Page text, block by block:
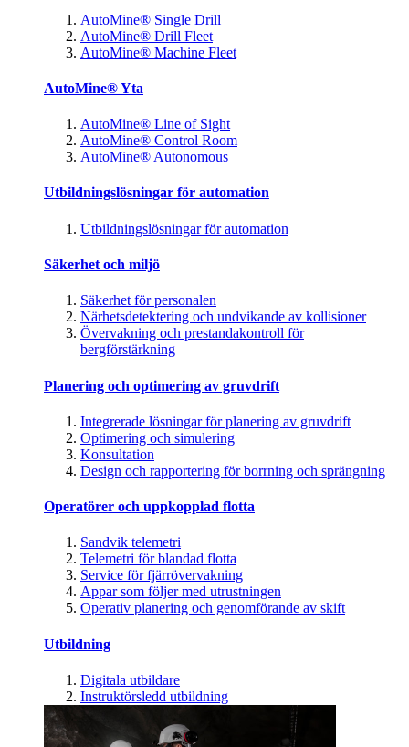
AutoMine® Single Drill
AutoMine® Drill Fleet
AutoMine® Machine Fleet
AutoMine® Yta
AutoMine® Line of Sight
AutoMine® Control Room
AutoMine® Autonomous
Utbildningslösningar för automation
Utbildningslösningar för automation
Säkerhet och miljö
Säkerhet för personalen
Närhetsdetektering och undvikande av kollisioner
Övervakning och prestandakontroll för
bergförstärkning
Planering och optimering av gruvdrift
Integrerade lösningar för planering av gruvdrift
Optimering och simulering
Konsultation
Design och rapportering för borrning och sprängning
Operatörer och uppkopplad flotta
Sandvik telemetri
Telemetri för blandad flotta
Service för fjärrövervakning
Appar som följer med utrustningen
Operativ planering och genomförande av skift
Utbildning
Digitala utbildare
Instruktörsledd utbildning